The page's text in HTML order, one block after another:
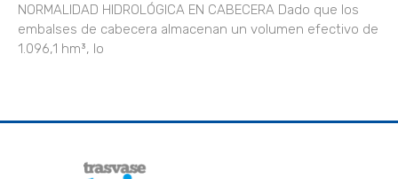
NORMALIDAD HIDROLÓGICA EN CABECERA Dado que los
embalses de cabecera almacenan un volumen efectivo de
1.096,1 hm³, lo